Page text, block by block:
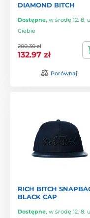
DIAMOND BITCH
Dostępne, w środę 12. 8. u
Ciebie
200.30 zł
132.97 zł
Porównaj
RICH BITCH
BLACK CAP
Dostępne, w środę 12. 8. u